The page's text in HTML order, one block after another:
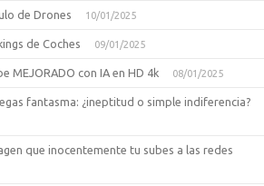
de Drones 10/01/2025
de Coches 09/01/2025
MEJORADO con IA en HD 4k 08/01/2025
fantasma: ¿ineptitud o simple indiferencia?
que inocentemente tu subes a las redes